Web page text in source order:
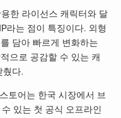
한 라이선스 캐릭터와 달
IP라는 점이 특징이다. 외형
담아 빠르게 변화하는
으로 공감할 수 있는 캐
췄다.
토어는 한국 시장에서 브
있는 첫 공식 오프라인